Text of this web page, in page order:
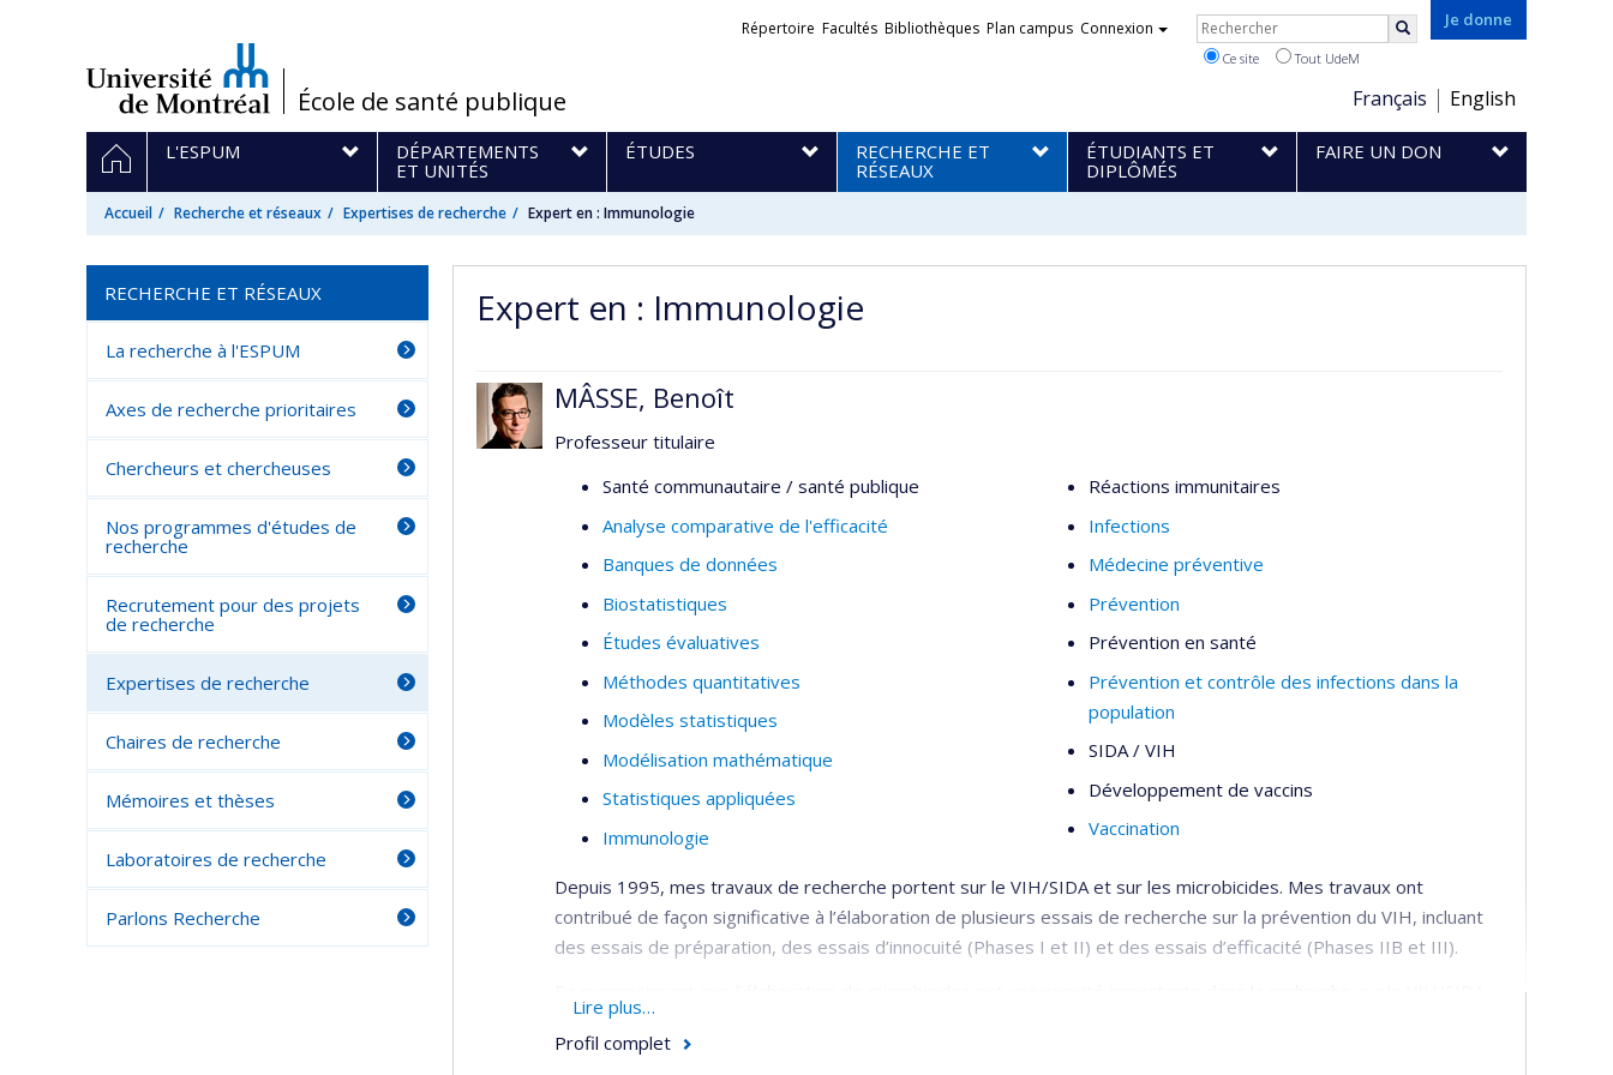
/École de santé publique
Je donne
Choix
de
la
langue
Français English
Liens
Répertoire Facultés Bibliothèques Plan campus Connexion Rechercher
Ce site Tout UdeM
Navigation
principale
ACCUEIL
L'ESPUM
DÉPARTEMENTS
ET UNITÉS
ÉTUDES
RECHERCHE ET
RÉSEAUX
ÉTUDIANTS ET
DIPLÔMÉS
FAIRE UN DON
Accueil Recherche et réseaux Expertises de recherche Expert en : Immunologie
Expert en : Immunologie
MÂSSE, Benoît
Professeur titulaire
Santé communautaire / santé publique
Analyse comparative de l'efficacité
Banques de données
Biostatistiques
Études évaluatives
Méthodes quantitatives
Modèles statistiques
Modélisation mathématique
Statistiques appliquées
Immunologie
Réactions immunitaires
Infections
Médecine préventive
Prévention
Prévention en santé
Prévention et contrôle des infections dans la
population
SIDA / VIH
Développement de vaccins
Vaccination
Depuis 1995, mes travaux de recherche portent sur le VIH/SIDA et sur les microbicides. Mes travaux ont
contribué de façon significative à l’élaboration de plusieurs essais de recherche sur la prévention du VIH, incluant
des essais de préparation, des essais d’innocuité (Phases I et II) et des essais d’efficacité (Phases IIB et III).
le National Institute of Allergy and Infectious Diseases (NIAID), qui fait partie des US National Institutes of Health
(NIH), a mis sur pied en 2006 un nouveau réseau : le Microbicide Trials Network (MTN). Je suis actuellement
Lire plus…
Profil complet
RECHERCHE ET RÉSEAUX
La recherche à l'ESPUM
Axes de recherche prioritaires
Chercheurs et chercheuses
Nos programmes d'études de
recherche
Recrutement pour des projets
de recherche
Expertises de recherche
Chaires de recherche
Mémoires et thèses
Laboratoires de recherche
Parlons Recherche